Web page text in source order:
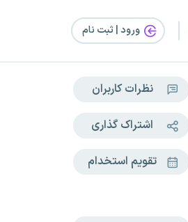
ورود | ثبت‌ نام
نظرات کاربران
اشتراک گذاری
تقویم استخدام